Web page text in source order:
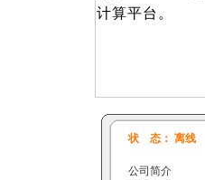
计算平台。
状 态： 离线
公司简介